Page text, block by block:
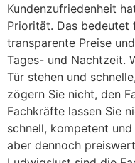
Kundenzufriedenheit
Priorität. Das bedeutet
transparente Preise
Tages- und Nachtzeit.
Tür stehen und
zögern Sie nicht, den
Fachkräfte lassen Sie
schnell, kompetent
aber dennoch